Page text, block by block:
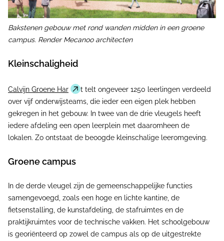
Bakstenen gebouw met rond wanden midden in een groene
campus. Render Mecanoo architecten
Kleinschaligheid
Calvijn Groene Har
t telt ongeveer 1250 leerlingen verdeeld
over vijf onderwijsteams, die ieder een eigen plek hebben
gekregen in het gebouw. In twee van de drie vleugels heeft
iedere afdeling een open leerplein met daaromheen de
lokalen. Zo ontstaat de beoogde kleinschalige leeromgeving.
Groene campus
In de derde vleugel zijn de gemeenschappelijke functies
samengevoegd, zoals een hoge en lichte kantine, de
fietsenstalling, de kunstafdeling, de stafruimtes en de
praktijkruimtes voor de technische vakken. Het schoolgebouw
is georiënteerd op zowel de campus als op de uitgestrekte